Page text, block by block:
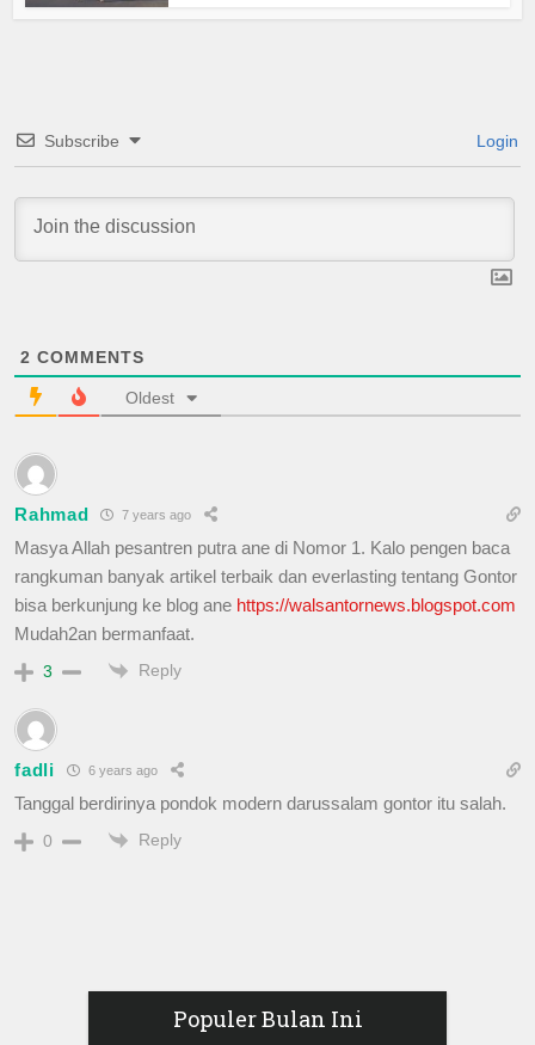
Subscribe Login
2 COMMENTS
Oldest
Rahmad 7 years ago
Masya Allah pesantren putra ane di Nomor 1. Kalo pengen baca
rangkuman banyak artikel terbaik dan everlasting tentang Gontor
bisa berkunjung ke blog ane https://walsantornews.blogspot.com
Mudah2an bermanfaat.
3 Reply
fadli 6 years ago
Tanggal berdirinya pondok modern darussalam gontor itu salah.
0 Reply
Populer Bulan Ini